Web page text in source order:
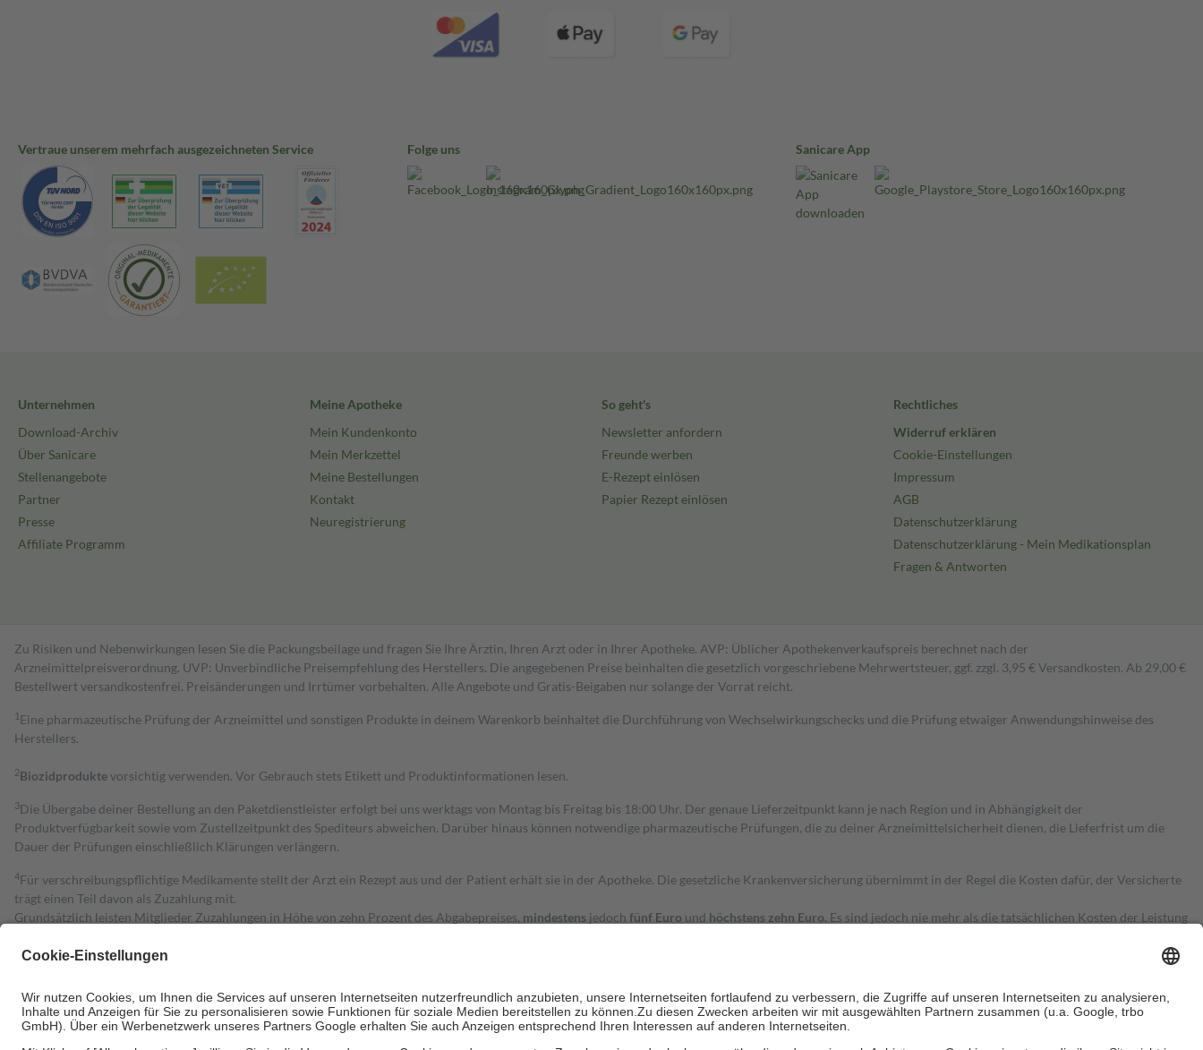
Vertraue unserem mehrfach ausgezeichneten Service Folge uns Sanicare App
Unternehmen
Download-Archiv
Über Sanicare
Stellenangebote
Partner
Presse
Affiliate Programm
Meine Apotheke
Mein Kundenkonto
Mein Merkzettel
Meine Bestellungen
Kontakt
Neuregistrierung
So geht's
Newsletter anfordern
Freunde werben
E-Rezept einlösen
Papier Rezept einlösen
Rechtliches
Widerruf erklären
Cookie-Einstellungen
Impressum
AGB
Datenschutzerklärung
Datenschutzerklärung - Mein Medikationsplan
Fragen & Antworten
Zu Risiken und Nebenwirkungen lesen Sie die Packungsbeilage und fragen Sie Ihre Ärztin, Ihren Arzt oder in Ihrer Apotheke. AVP: Üblicher Apothekenverkaufspreis berechnet nach der
Arzneimittelpreisverordnung. UVP: Unverbindliche Preisempfehlung des Herstellers. Die angegebenen Preise beinhalten die gesetzlich vorgeschriebene Mehrwertsteuer, ggf. zzgl. 3,95 € Versandkosten. Ab 29,00 €
Bestell­wert versand­kosten­frei. Preisänderungen und Irrtümer vorbehalten. Alle Angebote und Gratis-Beigaben nur solange der Vorrat reicht.
1 Eine pharmazeutische Prüfung der Arzneimittel und sonstigen Produkte in deinem Warenkorb beinhaltet die Durchführung von Wechselwirkungschecks und die Prüfung etwaiger Anwendungshinweise des
Herstellers.
2Biozidproduktevorsichtig verwenden. Vor Gebrauch stets Etikett und Produktinformationen lesen.
3Die Übergabe deiner Bestellung an den Paketdienstleister erfolgt bei uns werktags von Montag bis Freitag bis 18:00 Uhr. Der genaue Lieferzeitpunkt kann je nach Region und in Abhängigkeit der
Produktverfügbarkeit sowie vom Zustellzeitpunkt des Spediteurs abweichen. Darüber hinaus können notwendige pharmazeutische Prüfungen, die zu deiner Arzneimittelsicherheit dienen, die Lieferfrist um die
Dauer der Prüfungen einschließlich Klärungen verlängern.
4Für verschreibungspflichtige Medikamente stellt der Arzt ein Rezept aus und der Patient erhält sie in der Apotheke. Die gesetzliche Krankenversicherung übernimmt in der Regel die Kosten dafür, der Versicherte
trägt einen Teil davon als Zuzahlung mit.
Grundsätzlich leisten Mitglieder Zuzahlungen in Höhe von zehn Prozent des Abgabepreises, mindestens jedoch fünf Euro und höchstens zehn Euro. Es sind jedoch nie mehr als die tatsächlichen Kosten der Leistung
Diese Regeln gelten grundsätzlich auch für Online-Apotheken.
Um das Engagement der Versicherten für ihre eigene Gesundheit zu stärken und die besondere Stellung der Familie zu unterstützen, fallenkeine Zuzahlungen an bei:
• Kindern und Jugendlichen bis zum vollendeten 18. Lebensjahr mit Ausnahme der Fahrkosten
• Untersuchungen zur Vorsorge und Früherkennung, die von der GKV getragen werden